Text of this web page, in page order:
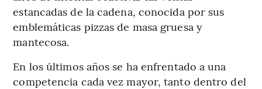
estancadas de la cadena, conocida por sus
emblemáticas pizzas de masa gruesa y
mantecosa.
En los últimos años se ha enfrentado a una
competencia cada vez mayor, tanto dentro del